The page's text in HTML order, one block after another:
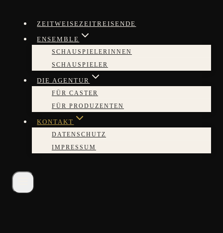
ZEITWEISEZEITREISENDE
ENSEMBLE
SCHAUSPIELERINNEN
SCHAUSPIELER
DIE AGENTUR
FÜR CASTER
FÜR PRODUZENTEN
KONTAKT
DATENSCHUTZ
IMPRESSUM